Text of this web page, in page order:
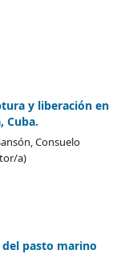
y liberación en
Cuba.
Consuelo
a)
del pasto marino